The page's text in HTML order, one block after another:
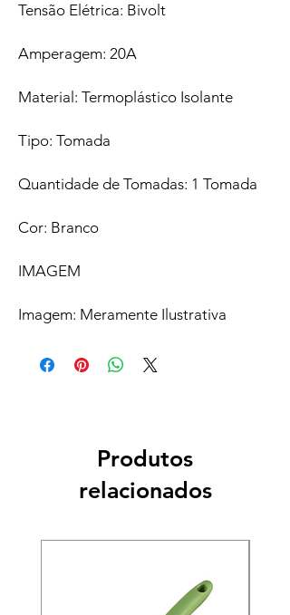
Tensão Elétrica: Bivolt
Amperagem: 20A
Material: Termoplástico Isolante
Tipo: Tomada
Quantidade de Tomadas: 1 Tomada
Cor: Branco
IMAGEM
Imagem: Meramente Ilustrativa
Produtos
relacionados